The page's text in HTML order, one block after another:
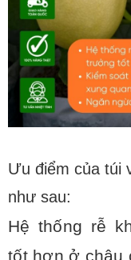
Ưu điểm của túi
như sau:
Hệ thống rễ
tốt hơn ở chậu